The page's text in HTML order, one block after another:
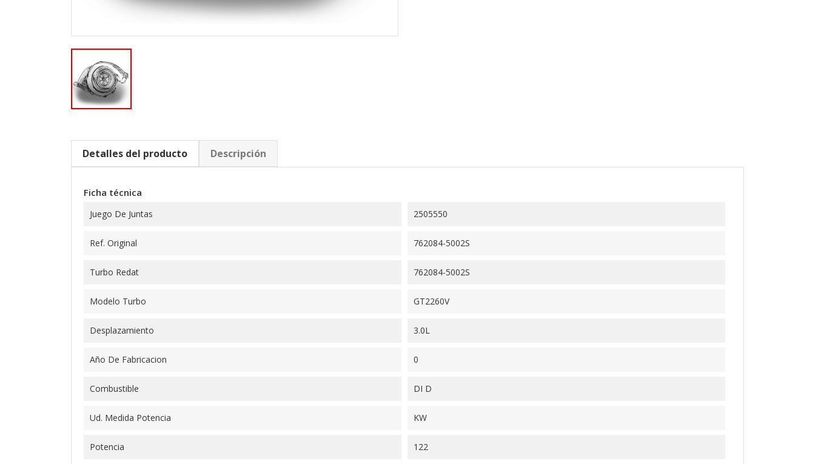
Detalles del producto Descripción
Ficha técnica
Juego De Juntas 2505550
Ref. Original 762084-5002S
Turbo Redat 762084-5002S
Modelo Turbo GT2260V
Desplazamiento 3.0L
Año De Fabricacion 0
Combustible DI D
Ud. Medida Potencia KW
Potencia 122